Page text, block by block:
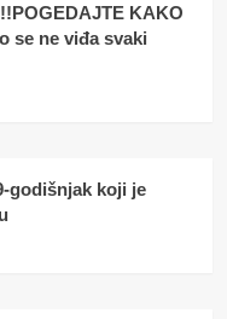
KAKO
se ne viđa svaki
godišnjak koji je